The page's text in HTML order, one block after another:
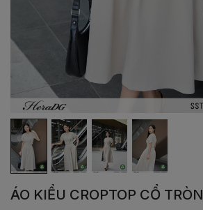
ÁO KIỂU CROPTOP CỔ TRÒN